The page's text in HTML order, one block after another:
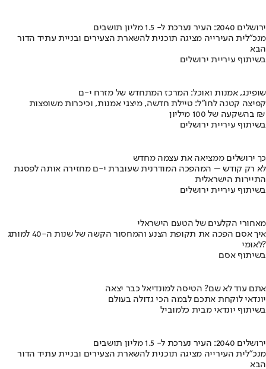
ירושלים 2040: העיר נערכת ל- 1.5 מליון תושבים
מנכ"לית העירייה מציגה תוכנית להשארת הצעירים ובניית עתיד הדור
הבא
בשיתוף עיריית ירושלים
שופינג, אמנות ואוכל: המרכז המתחדש של מזרח י-ם
קפיצה קטנה לחו"ל: טיילת חדשה, מיצגי אמנות, וכיכרות משופצות
בהשקעה של 100 מיליון ₪
בשיתוף עיריית ירושלים
כך ירושלים ממציאה את עצמה מחדש
לא רק קודש – המהפכה המודרנית שעוברת י-ם מחזירה אותה לפסגת
התיירות הישראלית
בשיתוף עיריית ירושלים
מאחורי הקלעים של הטעם הישראלי
איך אסם הפכה את תקופת הצנע והמחסור הקשה של שנות ה-40 למותג
לאומי?
בשיתוף אסם
אתם עוד לא שם? הטיסה למונדיאל כבר יצאה
יונדאי לוקחת אתכם לבמה הכי גדולה בעולם
בשיתוף יונדאי מבית כלמוביל
ירושלים 2040: העיר נערכת ל- 1.5 מליון תושבים
מנכ"לית העירייה מציגה תוכנית להשארת הצעירים ובניית עתיד הדור
הבא